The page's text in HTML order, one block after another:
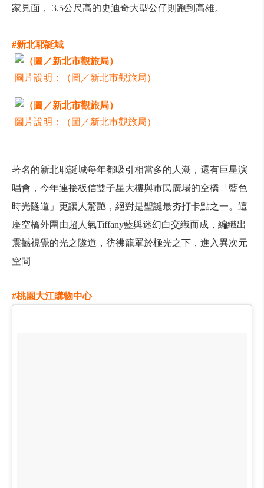
家見面， 3.5公尺高的史迪奇大型公仔則跑到高雄。
#新北耶誕城
圖片說明：（圖／新北市觀旅局）
圖片說明：（圖／新北市觀旅局）
著名的新北耶誕城每年都吸引相當多的人潮，還有巨星演
唱會，今年連接板信雙子星大樓與市民廣場的空橋「藍色
時光隧道」更讓人驚艷，絕對是聖誕最夯打卡點之一。這
座空橋外圍由超人氣Tiffany藍與迷幻白交織而成，編織出
震撼視覺的光之隧道，彷彿籠罩於極光之下，進入異次元
空間
#桃園大江購物中心